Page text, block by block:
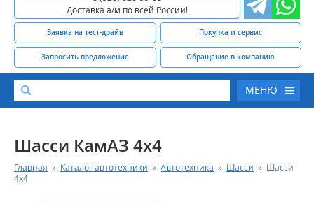
Доставка а/м по всей России!
Заявка на тест-драйв Покупка и сервис
Запросить предложение Обращение в компанию
МЕНЮ
КАТАЛОГ АВТОТЕХНИКИ
Шасси КамАЗ 4х4
Главная » Каталог автотехники » Автотехника » Шасси » Шасси
4х4